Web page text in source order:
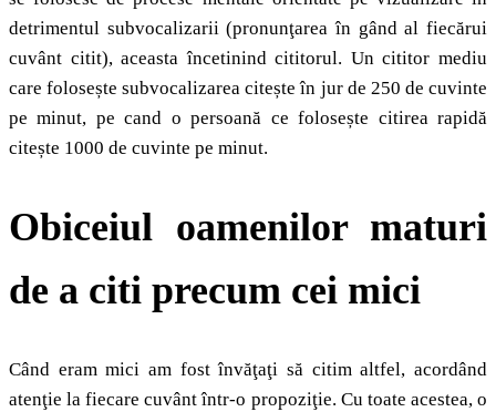
detrimentul subvocalizarii (pronunţarea în gând al fiecărui
cuvânt citit), aceasta încetinind cititorul. Un cititor mediu
care folosește subvocalizarea citește în jur de 250 de cuvinte
pe minut, pe cand o persoană ce folosește citirea rapidă
citește 1000 de cuvinte pe minut.
Obiceiul oamenilor maturi
de a citi precum cei mici
Când eram mici am fost învăţaţi să citim altfel, acordând
atenţie la fiecare cuvânt într-o propoziţie. Cu toate acestea, o